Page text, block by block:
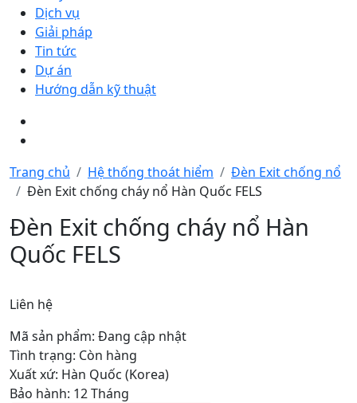
Dịch vụ
Giải pháp
Tin tức
Dự án
Hướng dẫn kỹ thuật
Trang chủ Hệ thống thoát hiểm
Đèn Exit chống nổ
Đèn Exit chống cháy nổ Hàn Quốc FELS
Đèn Exit chống cháy nổ Hàn
Quốc FELS
Liên hệ
Mã sản phẩm: Đang cập nhật
Tình trạng: Còn hàng
Xuất xứ: Hàn Quốc (Korea)
Bảo hành: 12 Tháng